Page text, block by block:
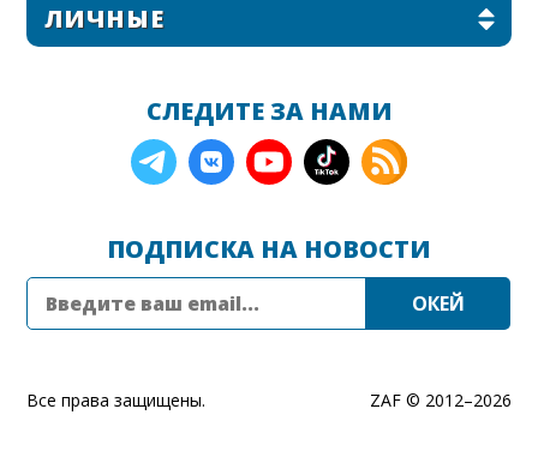
ЛИЧНЫЕ
СЛЕДИТЕ ЗА НАМИ
ПОДПИСКА НА НОВОСТИ
ZAF © 2012–2026
Все права защищены.